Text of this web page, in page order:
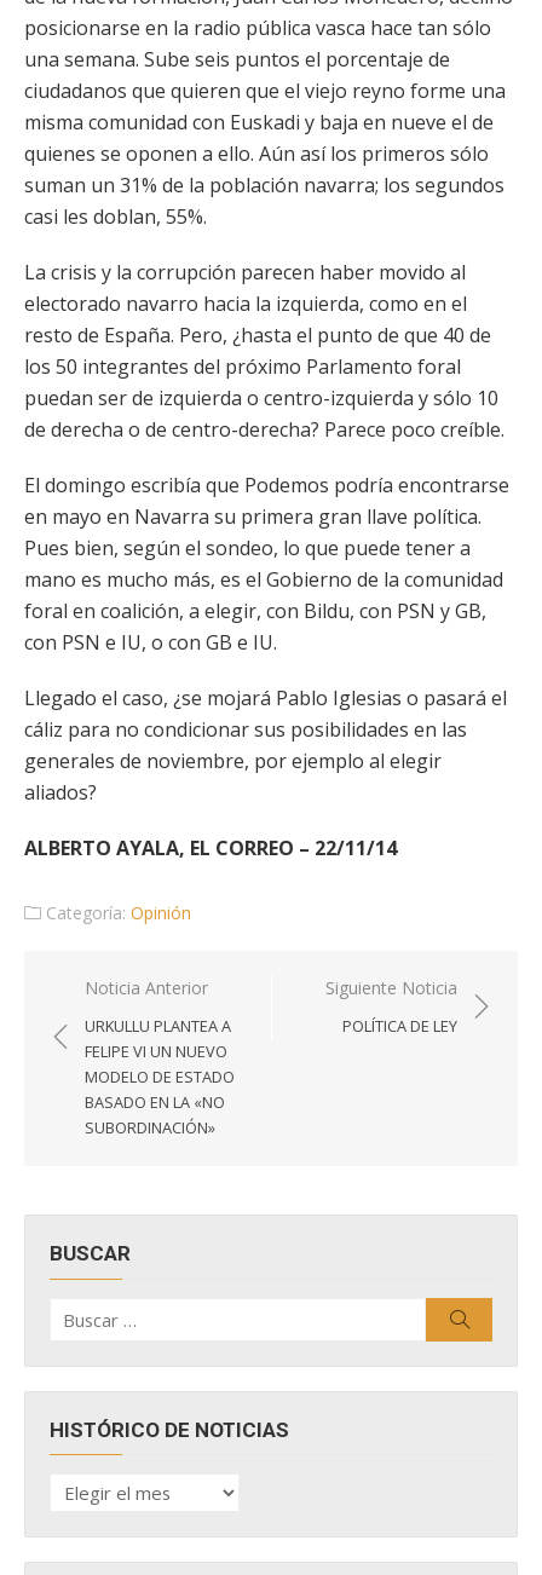
posicionarse en la radio pública vasca hace tan sólo
una semana. Sube seis puntos el porcentaje de
ciudadanos que quieren que el viejo reyno forme una
misma comunidad con Euskadi y baja en nueve el de
quienes se oponen a ello. Aún así los primeros sólo
suman un 31% de la población navarra; los segundos
casi les doblan, 55%.
La crisis y la corrupción parecen haber movido al
electorado navarro hacia la izquierda, como en el
resto de España. Pero, ¿hasta el punto de que 40 de
los 50 integrantes del próximo Parlamento foral
puedan ser de izquierda o centro-izquierda y sólo 10
de derecha o de centro-derecha? Parece poco creíble.
El domingo escribía que Podemos podría encontrarse
en mayo en Navarra su primera gran llave política.
Pues bien, según el sondeo, lo que puede tener a
mano es mucho más, es el Gobierno de la comunidad
foral en coalición, a elegir, con Bildu, con PSN y GB,
con PSN e IU, o con GB e IU.
Llegado el caso, ¿se mojará Pablo Iglesias o pasará el
cáliz para no condicionar sus posibilidades en las
generales de noviembre, por ejemplo al elegir
aliados?
ALBERTO AYALA, EL CORREO – 22/11/14
Categoría: Opinión
Navegación
de
entradas
Noticia Anterior
URKULLU PLANTEA A
FELIPE VI UN NUEVO
MODELO DE ESTADO
BASADO EN LA «NO
SUBORDINACIÓN»
Siguiente Noticia
POLÍTICA DE LEY
BUSCAR
por:
HISTÓRICO DE NOTICIAS
HISTÓRICO
DE